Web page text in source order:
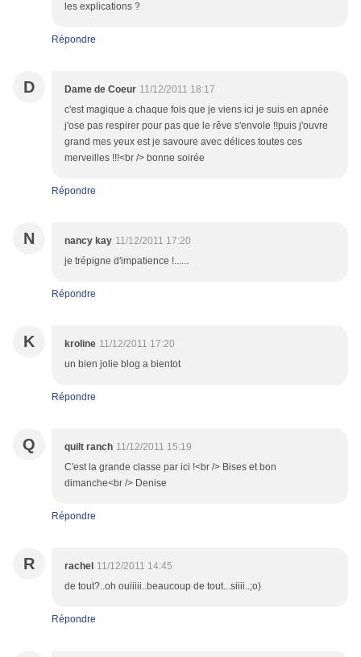
les explications ?
Répondre
D Dame de Coeur 11/12/2011 18:17
c'est magique a chaque fois que je viens ici je suis en apnée
j'ose pas respirer pour pas que le rêve s'envole !!puis j'ouvre
grand mes yeux est je savoure avec délices toutes ces
merveilles !!!<br /> bonne soirée
Répondre
N nancy kay 11/12/2011 17:20
je trépigne d'impatience !......
Répondre
K kroline 11/12/2011 17:20
un bien jolie blog a bientot
Répondre
Q quilt ranch 11/12/2011 15:19
C'est la grande classe par ici !<br /> Bises et bon
dimanche<br /> Denise
Répondre
R rachel 11/12/2011 14:45
de tout?..oh ouiiiii..beaucoup de tout...siiii..;o)
Répondre